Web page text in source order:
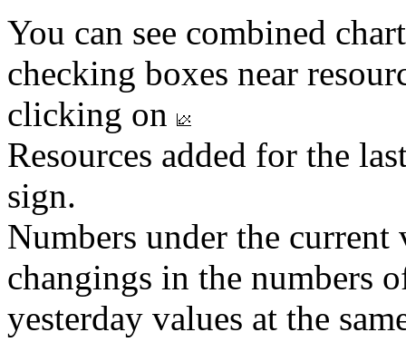
You can see combined
checking boxes near
clicking on
Resources added for the
sign.
Numbers under the
changings in the numbers
yesterday values at the